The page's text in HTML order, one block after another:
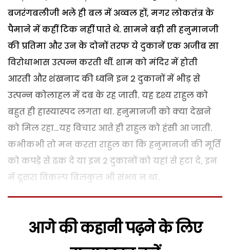
बजरंगबलीजी भले ही बल में अव्वल हों, मगर लोकतंत्र के
पैमाने में कहीं टिक नहीं पाते थे. सामने बड़ी सी हनुमानजी
की प्रतिमा और उन के दोनों तरफ ये दुकानें एक अजीब सा
विरोधाभास उत्पन्न करती थीं. शाम को मंदिर में होती
आरती और शंखनाद की ध्वनि इन 2 दुकानों में भीड़ से
उत्पन्न कोलाहल में दब के रह जाती. यह दृश्य राहुल को
बहुत ही हास्यास्पद लगता था. हनुमानजी को क्या देखने
को मिल रहा…यह विचार आते ही राहुल को हंसी आ जाती.
कभीकभी तो मन करता राहुल का कि हनुमानजी की मूर्ति
को कपड़े से ढक दे या इन 2 दुकानों को यहां से हटा दे, इन
में दूसरा विकल्प बिलकुल भी संभव न था.
आगे की कहानी पढ़ने के लिए